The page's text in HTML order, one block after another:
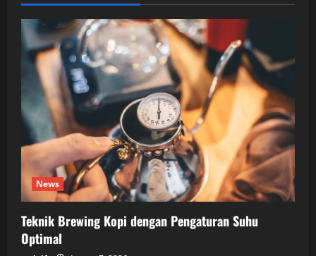
News
Teknik Brewing Kopi dengan Pengaturan Suhu
Optimal